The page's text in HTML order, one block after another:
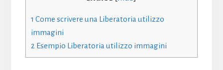
1 Come scrivere una Liberatoria utilizzo
immagini
2 Esempio Liberatoria utilizzo immagini